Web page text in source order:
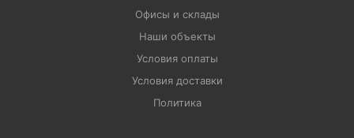
Офисы и склады
Наши объекты
Условия оплаты
Условия доставки
Политика